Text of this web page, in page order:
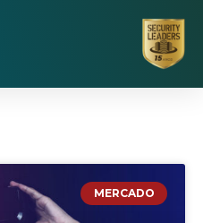
MERCADO